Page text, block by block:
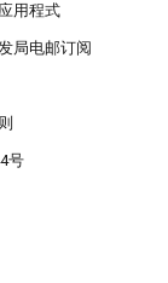
用程式
局电邮订阅
号